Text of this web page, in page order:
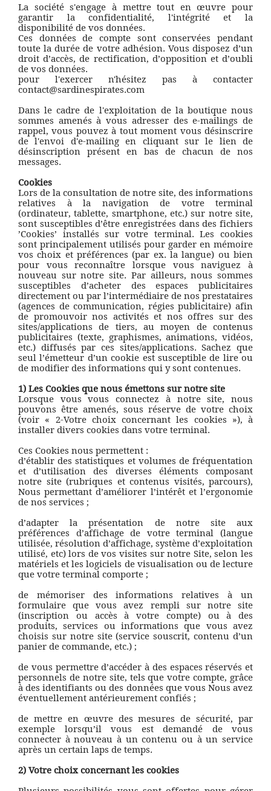
La société s'engage à mettre tout en œuvre pour
garantir la confidentialité, l'intégrité et la
disponibilité de vos données.
Ces données de compte sont conservées pendant
toute la durée de votre adhésion. Vous disposez d’un
droit d’accès, de rectification, d’opposition et d’oubli
de vos données.
pour l'exercer n'hésitez pas à contacter
contact@sardinespirates.com
Dans le cadre de l'exploitation de la boutique nous
sommes amenés à vous adresser des e-mailings de
rappel, vous pouvez à tout moment vous désinscrire
de l'envoi d'e-mailing en cliquant sur le lien de
désinscription présent en bas de chacun de nos
messages.
Cookies
Lors de la consultation de notre site, des informations
relatives à la navigation de votre terminal
(ordinateur, tablette, smartphone, etc.) sur notre site,
sont susceptibles d’être enregistrées dans des fichiers
’Cookies’ installés sur votre terminal. Les cookies
sont principalement utilisés pour garder en mémoire
vos choix et préférences (par ex. la langue) ou bien
pour vous reconnaître lorsque vous naviguez à
nouveau sur notre site. Par ailleurs, nous sommes
susceptibles d’acheter des espaces publicitaires
directement ou par l’intermédiaire de nos prestataires
(agences de communication, régies publicitaire) afin
de promouvoir nos activités et nos offres sur des
sites/applications de tiers, au moyen de contenus
publicitaires (texte, graphismes, animations, vidéos,
etc.) diffusés par ces sites/applications. Sachez que
seul l’émetteur d’un cookie est susceptible de lire ou
de modifier des informations qui y sont contenues.
1) Les Cookies que nous émettons sur notre site
Lorsque vous vous connectez à notre site, nous
pouvons être amenés, sous réserve de votre choix
(voir « 2-Votre choix concernant les cookies »), à
installer divers cookies dans votre terminal.
Ces Cookies nous permettent :
d’établir des statistiques et volumes de fréquentation
et d’utilisation des diverses éléments composant
notre site (rubriques et contenus visités, parcours),
Nous permettant d’améliorer l’intérêt et l’ergonomie
de nos services ;
d’adapter la présentation de notre site aux
préférences d’affichage de votre terminal (langue
utilisée, résolution d’affichage, système d’exploitation
utilisé, etc) lors de vos visites sur notre Site, selon les
matériels et les logiciels de visualisation ou de lecture
que votre terminal comporte ;
de mémoriser des informations relatives à un
formulaire que vous avez rempli sur notre site
(inscription ou accès à votre compte) ou à des
produits, services ou informations que vous avez
choisis sur notre site (service souscrit, contenu d’un
panier de commande, etc.) ;
de vous permettre d’accéder à des espaces réservés et
personnels de notre site, tels que votre compte, grâce
à des identifiants ou des données que vous Nous avez
éventuellement antérieurement confiés ;
de mettre en œuvre des mesures de sécurité, par
exemple lorsqu’il vous est demandé de vous
connecter à nouveau à un contenu ou à un service
après un certain laps de temps.
2) Votre choix concernant les cookies